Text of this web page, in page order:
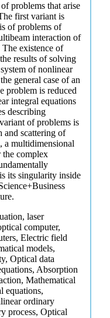
problems that arise
first variant is
of problems of
interaction of
existence of
results of solving
of nonlinear
general case of an
problem is reduced
integral equations
describing
of problems is
and scattering of
a multidimensional
the complex
its singularity inside
laser
computer,
Electric field
models,
Optical data
Absorption
Mathematical
equations,
ordinary
process, Optical